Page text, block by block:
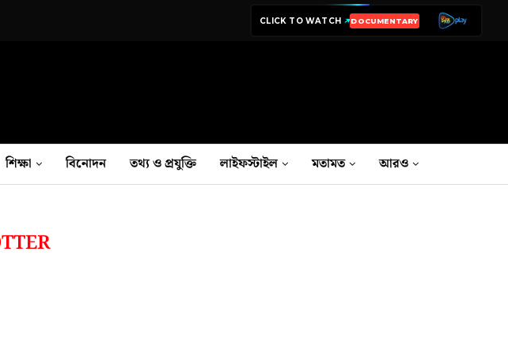
CLICK TO WATCH DOCUMENTARY
শিক্ষা বিনোদন তথ‍্য ও প্রযুক্তি লাইফস্টাইল মতামত আরও